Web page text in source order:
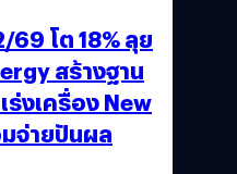
69 โต 18% ลุย
สร้างฐาน
ร่งเครื่อง New
จ่ายปันผล